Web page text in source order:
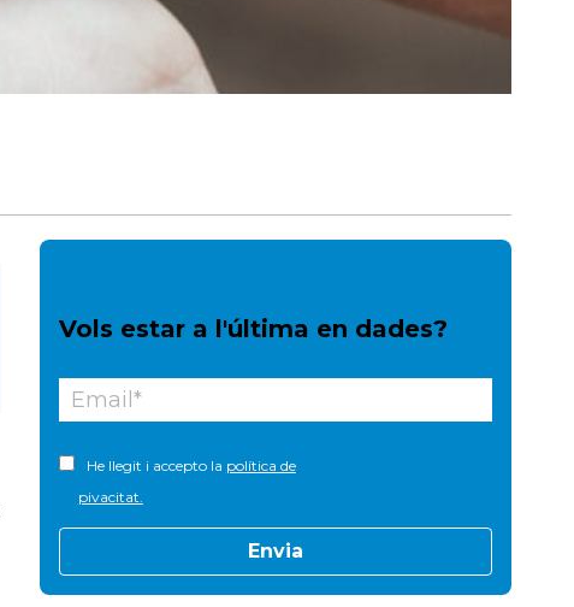
Vols estar a l'última en dades?
He llegit i accepto la política de
pivacitat.